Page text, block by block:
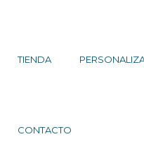
TIENDA
CONTACTO